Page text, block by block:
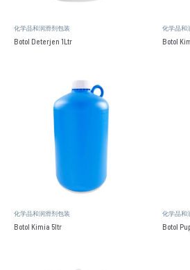
化学品和润滑剂包装
Botol Deterjen 1Ltr
化学品和
Botol
化学品和润滑剂包装
Botol Kimia 5ltr
化学品和
Botol